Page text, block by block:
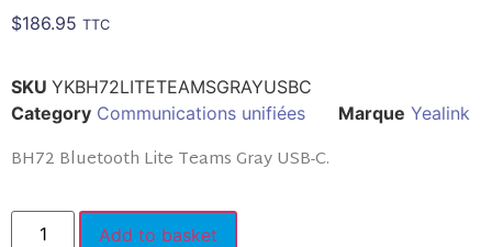
$186.95 TTC
SKU YKBH72LITETEAMSGRAYUSBC
Category Communications unifiées Marque Yealink
BH72 Bluetooth Lite Teams Gray USB-C.
Add to basket